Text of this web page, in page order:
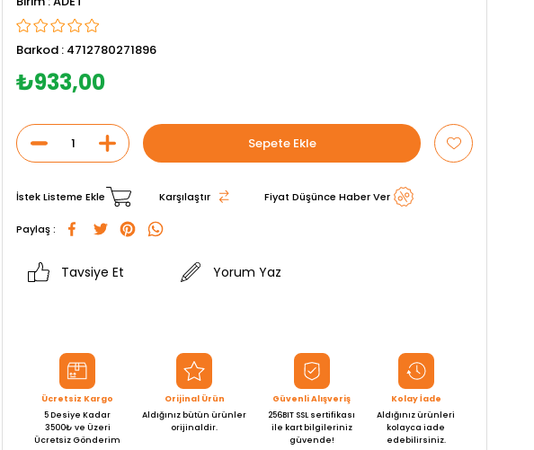
Barkod : 4712780271896
₺933,00
İstek Listeme Ekle Karşılaştır Fiyat Düşünce Haber Ver
Paylaş :
Tavsiye Et Yorum Yaz
Ücretsiz Kargo
5 Desiye Kadar
3500₺ ve Üzeri
Ücretsiz Gönderim
Orijinal Ürün
Aldığınız bütün ürünler
orijinaldir.
Güvenli Alışveriş
256BIT SSL sertifikası
ile kart bilgileriniz
güvende!
Kolay İade
Aldığınız ürünleri
kolayca iade
edebilirsiniz.